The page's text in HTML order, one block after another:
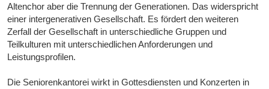
Altenchor aber die Trennung der Generationen. Das widerspricht
einer intergenerativen Gesellschaft. Es fördert den weiteren
Zerfall der Gesellschaft in unterschiedliche Gruppen und
Teilkulturen mit unterschiedlichen Anforderungen und
Leistungsprofilen.
Die Seniorenkantorei wirkt in Gottesdiensten und Konzerten in